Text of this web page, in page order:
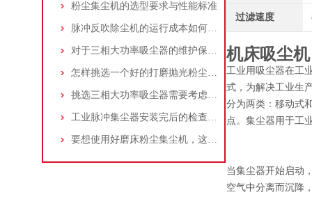
粉尘集尘机的选型要求与性能标准
脉冲反吹除尘机的运行成本如何控制和优化？
对于三相大功率吸尘器的维护保养，你了解多少
怎样挑选一个好的打磨抛光粉尘吸尘器
挑选三相大功率吸尘器需要考虑哪些问题？
工业脉冲集尘器安装完后的检查工作详解
要想使用好磨床粉尘集尘机，这些条件可不能少
过滤速度
机床吸尘机
工业用吸尘器在工
式，为解决工业生
分为两类：移动式
点。集尘器用于工
当集尘器开始启动
空气中分离而沉降